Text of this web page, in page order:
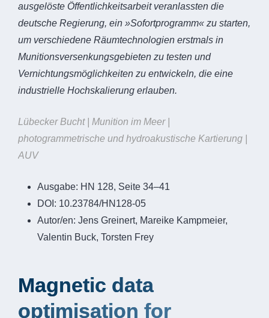
ausgelöste Öffentlichkeitsarbeit veranlassten die
deutsche Regierung, ein »Sofortprogramm« zu starten,
um verschiedene Räumtechnologien erstmals in
Munitionsversenkungsgebieten zu testen und
Vernichtungsmöglichkeiten zu entwickeln, die eine
industrielle Hochskalierung erlauben.
Lübecker Bucht | Munition im Meer |
photogrammetrische und hydroakustische Kartierung |
AUV
Ausgabe: HN 128, Seite 34–41
DOI: 10.23784/HN128-05
Autor/en: Jens Greinert, Mareike Kampmeier,
Valentin Buck, Torsten Frey
Magnetic data
optimisation for